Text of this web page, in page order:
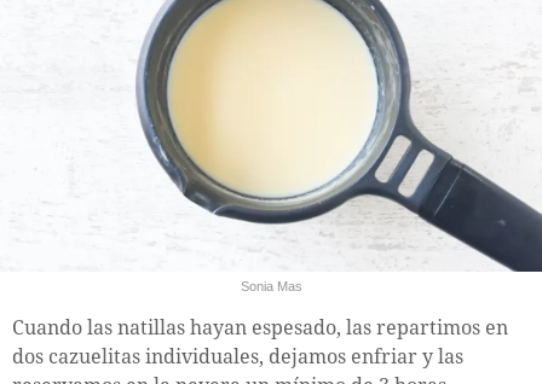
Sonia Mas
Cuando las natillas hayan espesado, las repartimos en
dos cazuelitas individuales, dejamos enfriar y las